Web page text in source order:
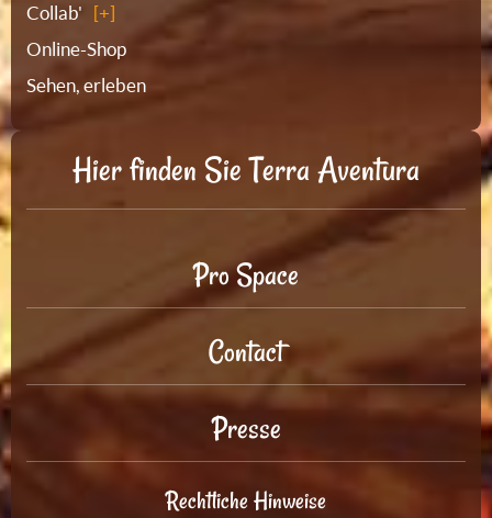
Collab'
Online-Shop
Sehen, erleben
Hier finden Sie Terra Aventura
Pro Space
Contact
Presse
Rechtliche Hinweise